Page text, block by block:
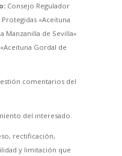
Consejo Regulador
«Aceituna
Manzanilla de Sevilla»
Gordal de
comentarios del
del interesado.
rectificación,
y limitación que